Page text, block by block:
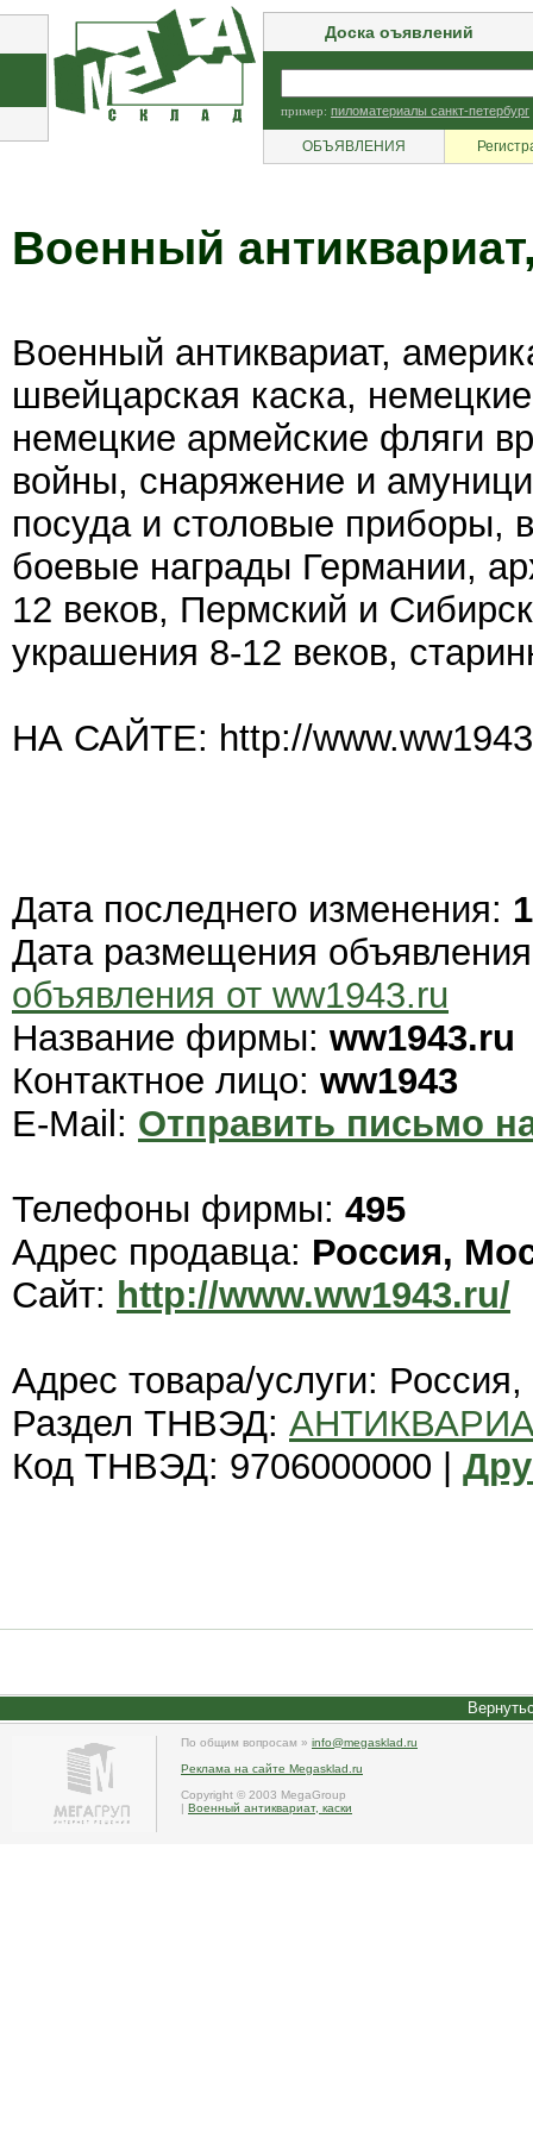
Доска оъявлений
пример: пиломатериалы санкт-петербург
ОБЪЯВЛЕНИЯ
Военный
Военный антиквариат,
швейцарская каска,
немецкие армейские фляги
войны, снаряжение и
посуда и столовые приборы,
боевые награды Германии,
12 веков, Пермский и
украшения 8-12 веков,
НА САЙТЕ: http://
Дата последнего изменения:
Дата размещения
объявления от ww1943.ru
Название фирмы: ww1943.ru
Контактное лицо: ww1943
E-Mail: Отправить письмо
Телефоны фирмы: 495
Адрес продавца: Россия,
Сайт: http://www.ww1943.ru/
Адрес товара/услуги:
Раздел ТНВЭД:
Код ТНВЭД: 9706000000 |
По общим вопросам » info@megasklad.ru
Реклама на сайте Megasklad.ru
Copyright © 2003 MegaGroup
| Военный антиквариат, каски